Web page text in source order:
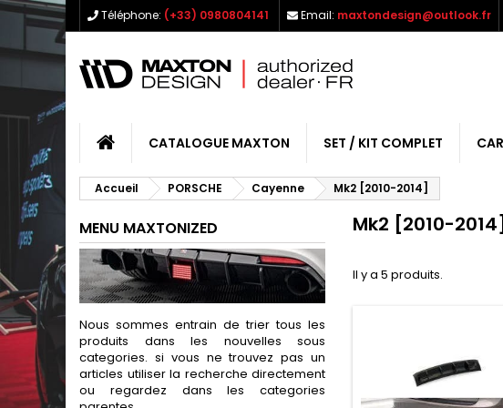
Téléphone: (+33) 0980804141 Email: maxtondesign@outlook.fr
CATALOGUE MAXTON SET / KIT COMPLET
Accueil PORSCHE Cayenne Mk2 [2010-2014]
MENU MAXTONIZED
Nous sommes entrain de trier tous les
produits dans les nouvelles sous
categories. si vous ne trouvez pas un
articles utiliser la recherche directement
ou regardez dans les categories
Mk2 [2010-2014]
Il y a 5 produits.